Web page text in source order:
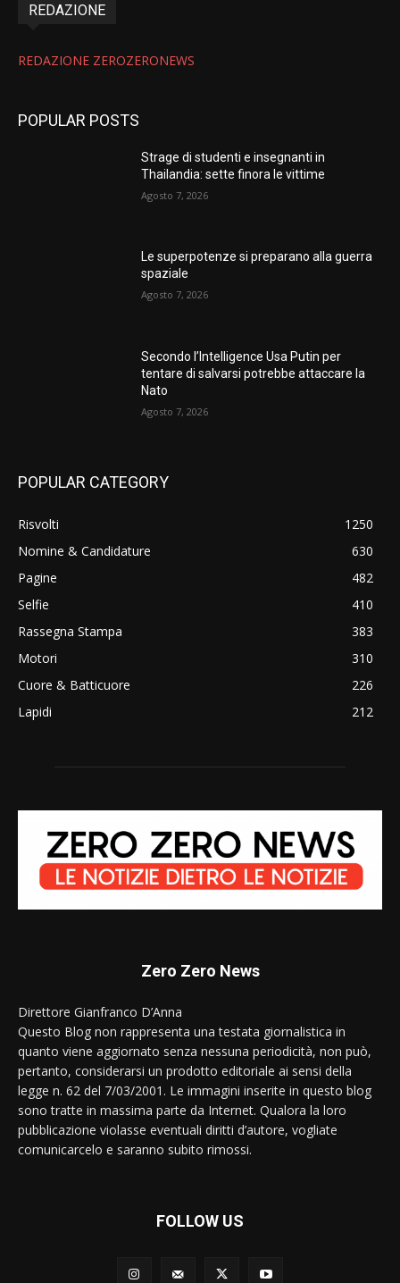
REDAZIONE
REDAZIONE ZEROZERONEWS
POPULAR POSTS
Strage di studenti e insegnanti in
Thailandia: sette finora le vittime
Agosto 7, 2026
Le superpotenze si preparano alla guerra
spaziale
Agosto 7, 2026
Secondo l’Intelligence Usa Putin per
tentare di salvarsi potrebbe attaccare la
Nato
Agosto 7, 2026
POPULAR CATEGORY
Risvolti
1250
Nomine & Candidature
630
Pagine
482
Selfie
410
Rassegna Stampa
383
Motori
310
Cuore & Batticuore
226
Lapidi
212
Zero Zero News
Direttore Gianfranco D’Anna
Questo Blog non rappresenta una testata giornalistica in
quanto viene aggiornato senza nessuna periodicità, non può,
pertanto, considerarsi un prodotto editoriale ai sensi della
legge n. 62 del 7/03/2001. Le immagini inserite in questo blog
sono tratte in massima parte da Internet. Qualora la loro
pubblicazione violasse eventuali diritti d’autore, vogliate
comunicarcelo e saranno subito rimossi.
FOLLOW US